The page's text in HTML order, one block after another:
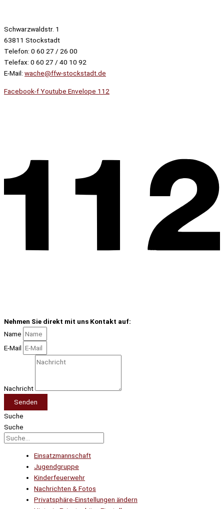
Schwarzwaldstr. 1
63811 Stockstadt
Telefon: 0 60 27 / 26 00
Telefax: 0 60 27 / 40 10 92
E-Mail: wache@ffw-stockstadt.de
Facebook-fYoutube Envelope 112
Nehmen Sie direkt mit uns Kontakt auf:
Name
E-Mail
Nachricht
Senden
Suche
Suche
Einsatzmannschaft
Jugendgruppe
Kinderfeuerwehr
Nachrichten & Fotos
Privatsphäre-Einstellungen ändern